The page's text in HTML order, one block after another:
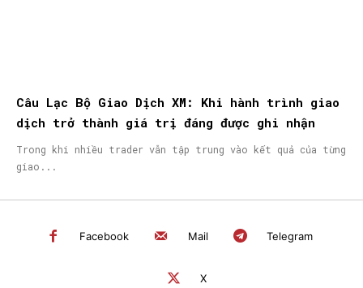
Câu Lạc Bộ Giao Dịch XM: Khi hành trình giao
dịch trở thành giá trị đáng được ghi nhận
Trong khi nhiều trader vẫn tập trung vào kết quả của từng
giao...
Facebook Mail Telegram
X